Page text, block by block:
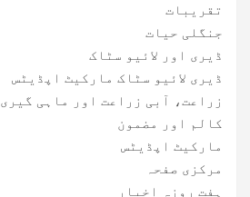
تقریبات
جنگلی حیات
ڈیری اور لائیو سٹاک
ڈیری لائیو سٹاک مارکیٹ اپڈیٹس
زراعت، آبی زراعت اور ماہی گیری
کالم اور مضمون
مارکیٹ اپڈیٹس
مرکزی صفحہ
ہفت روزہ اخبار